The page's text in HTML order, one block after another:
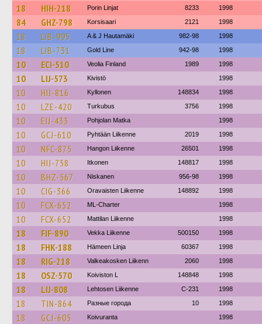
18 HIH-218 Porin Linjat 8233 1998
84 GHZ-798 Korsisaari 2121 1998
18 LIB-995 A & J Hautamäki 982-98 1998
18 LIB-731 Gold Line 942-98 1998
10 ECI-510 Veolia Finland 1989 1998
10 LIJ-573 Kivistö 1998
10 HIJ-816 Kyllonen 148834 1998
10 LZE-420 Turkubus 3756 1998
10 EIJ-433 Pohjolan Matka 1998
10 GCJ-610 Pyhtään Liikenne 2019 1998
10 NFC-875 Hangon Liikenne 26501 1998
10 HIJ-758 Itkonen 148817 1998
10 BHZ-567 Niskanen 956-98 1998
10 CIG-366 Oravaisten Liikenne 148892 1998
10 FCX-652 ML-Charter 1998
10 FCX-652 Mattilan Liikenne 1998
18 FIF-890 Vekka Liikenne 500150 1998
18 FHK-188 Hämeen Linja 60367 1998
18 RIG-218 Valkeakosken Liikenn 2060 1998
18 OSZ-570 Koiviston L 148848 1998
18 LIJ-808 Lehtosen Liikenne C-231 1998
18 TIN-864 Разные города 10 1998
18 GCJ-605 Koivuranta 1998